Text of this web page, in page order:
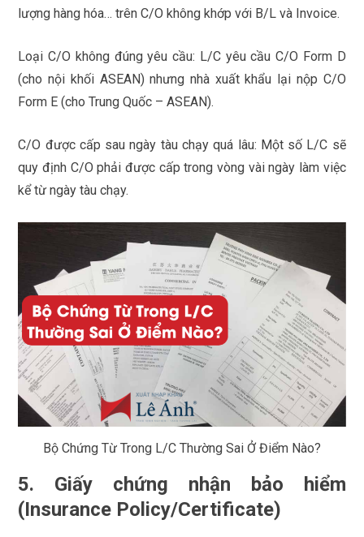
lượng hàng hóa… trên C/O không khớp với B/L và Invoice.
Loại C/O không đúng yêu cầu: L/C yêu cầu C/O Form D
(cho nội khối ASEAN) nhưng nhà xuất khẩu lại nộp C/O
Form E (cho Trung Quốc – ASEAN).
C/O được cấp sau ngày tàu chạy quá lâu: Một số L/C sẽ
quy định C/O phải được cấp trong vòng vài ngày làm việc
kể từ ngày tàu chạy.
Bộ Chứng Từ Trong L/C Thường Sai Ở Điểm Nào?
5. Giấy chứng nhận bảo hiểm
(Insurance Policy/Certificate)